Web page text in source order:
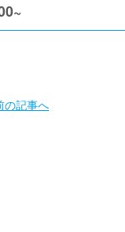
の記事へ